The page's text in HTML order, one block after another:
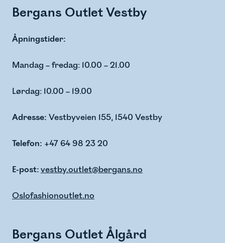
Bergans Outlet Vestby
Åpningstider:
Mandag – fredag: 10.00 – 21.00
Lørdag: 10.00 – 19.00
Adresse: Vestbyveien 155, 1540 Vestby
Telefon: +47 64 98 23 20
E-post: vestby.outlet@bergans.no
Oslofashionoutlet.no
Bergans Outlet Ålgård